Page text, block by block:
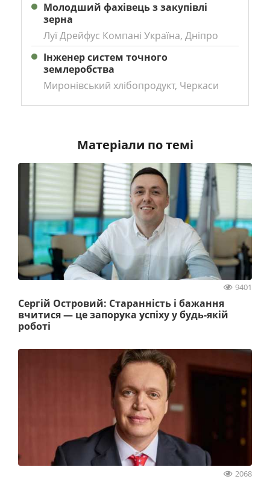
Молодший фахівець з закупівлі
зерна
Луї Дрейфус Компані Україна, Дніпро
Інженер систем точного
землеробства
Миронівський хлібопродукт, Черкаси
Матеріали по темі
9401
Сергій Островий: Старанність і бажання
вчитися — це запорука успіху у будь-якій
роботі
2068